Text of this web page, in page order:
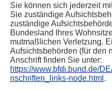
Sie können sich jederzeit
Sie zuständige
zuständige
Bundesland Ihres
mutmaßlichen Verletzung.
Aufsichtsbehörden (für den
Anschrift finden Sie unter:
https://www.bfdi.bund.de/
nschriften_links-node.html .